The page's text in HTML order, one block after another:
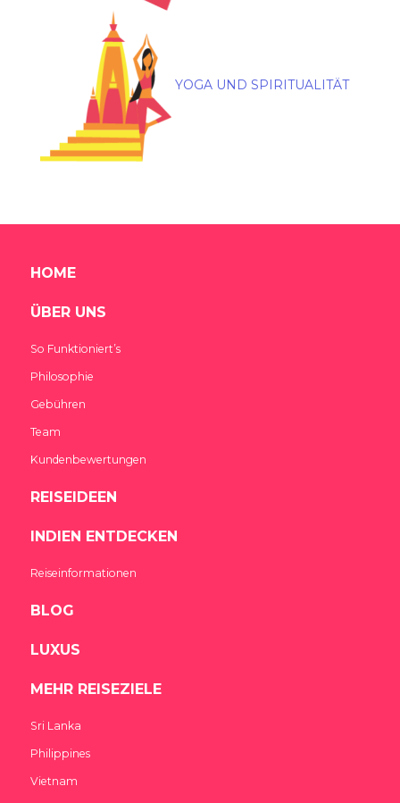
YOGA UND SPIRITUALITÄT
HOME
ÜBER UNS
So Funktioniert’s
Philosophie
Gebühren
Team
Kundenbewertungen
REISEIDEEN
INDIEN ENTDECKEN
Reiseinformationen
BLOG
LUXUS
MEHR REISEZIELE
Sri Lanka
Philippines
Vietnam